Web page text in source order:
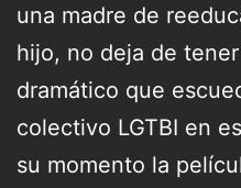
una madre de
hijo, no deja de
dramático que
colectivo LGTBI en
su momento la